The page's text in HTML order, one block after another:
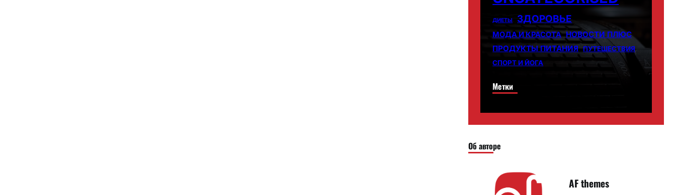
ДИЕТЫ ЗДОРОВЬЕ
МОДА И КРАСОТА НОВОСТИ ПЛЮС
ПРОДУКТЫ ПИТАНИЯ ПУТЕШЕСТВИЯ
СПОРТ И ЙОГА
Метки
Об авторе
AF themes